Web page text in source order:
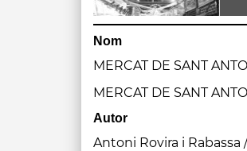
Nom
MERCAT DE SANT
MERCAT DE SANT
Autor
Antoni Rovira i Rabassa